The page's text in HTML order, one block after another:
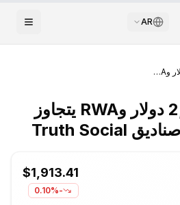
AR
إيثيريوم عند 2,100 دولار وRWA يتجاوز 62 مليار وسحب صناديق Truth Social
إيثيريوم عند 2,100 دولار وRWA يتجاوز
$1,913.41
-0.10%